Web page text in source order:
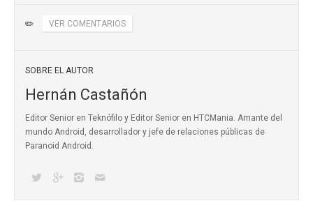
✏️ VER COMENTARIOS
SOBRE EL AUTOR
Hernán Castañón
Editor Senior en Teknófilo y Editor Senior en HTCMania. Amante del
mundo Android, desarrollador y jefe de relaciones públicas de
Paranoid Android.